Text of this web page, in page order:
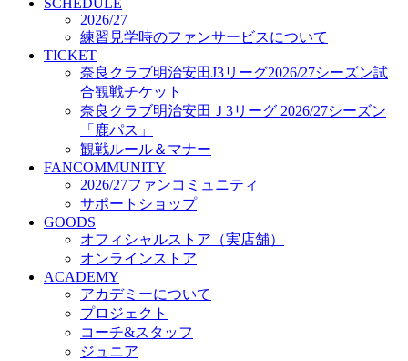
コーチ&スタッフ
ジュニア
ジュニアユース
ユース
練習拠点（ナラディーア）
SCHOOL
2026/27 パートナー企業
パートナー募集
クラブ理念
クラブ情報
サステナビリティ
Web制作支援
応援プロジェクト
2026/27
練習見学時のファンサービスについて
TICKET
奈良クラブ明治安田J3リーグ2026/27シーズン試
合観戦チケット
奈良クラブ明治安田Ｊ3リーグ 2026/27シーズン
「鹿パス」
観戦ルール＆マナー
FANCOMMUNITY
2026/27ファンコミュニティ
サポートショップ
GOODS
オフィシャルストア（実店舗）
オンラインストア
ACADEMY
アカデミーについて
プロジェクト
コーチ&スタッフ
ジュニア